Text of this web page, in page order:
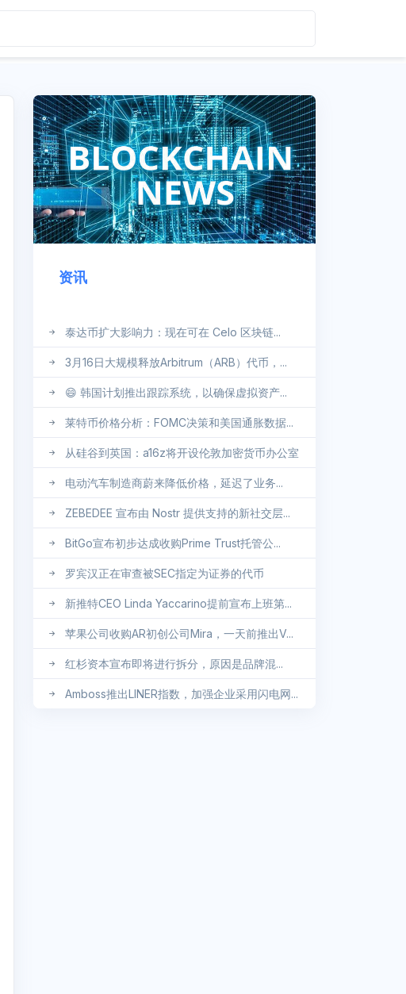
资讯
泰达币扩大影响力：现在可在 Celo 区块链...
3月16日大规模释放Arbitrum（ARB）代币，...
😄 韩国计划推出跟踪系统，以确保虚拟资产...
莱特币价格分析：FOMC决策和美国通胀数据...
从硅谷到英国：a16z将开设伦敦加密货币办公室
电动汽车制造商蔚来降低价格，延迟了业务...
ZEBEDEE 宣布由 Nostr 提供支持的新社交层...
BitGo宣布初步达成收购Prime Trust托管公...
罗宾汉正在审查被SEC指定为证券的代币
新推特CEO Linda Yaccarino提前宣布上班第...
苹果公司收购AR初创公司Mira，一天前推出V...
红杉资本宣布即将进行拆分，原因是品牌混...
Amboss推出LINER指数，加强企业采用闪电网...